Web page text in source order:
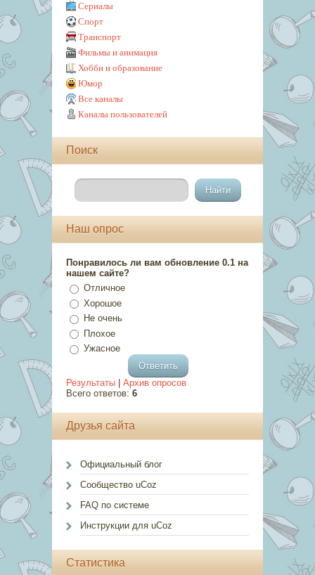
Сериалы
Спорт
Транспорт
Фильмы и анимация
Хобби и образование
Юмор
Все каналы
Каналы пользователей
Поиск
Наш опрос
Понравилось ли вам обновление 0.1 на
нашем сайте?
Отличное
Хорошое
Не очень
Плохое
Ужасное
Результаты
Архив опросов
Всего ответов: 6
Друзья сайта
Официальный блог
Сообщество uCoz
FAQ по системе
Инструкции для uCoz
Статистика